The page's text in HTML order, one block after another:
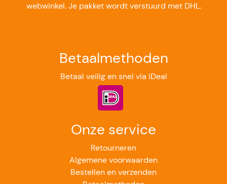
webwinkel. Je pakket wordt verstuurd met DHL.
Betaalmethoden
Betaal veilig en snel via iDeal
Onze service
Retourneren
Algemene voorwaarden
Bestellen en verzenden